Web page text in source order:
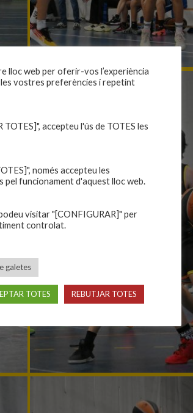
lloc web per oferir-vos l’experiència
vostres preferències i repetint
TOTES]", accepteu l'ús de TOTES les
només accepteu les
pel funcionament d'aquest lloc web.
visitar "[CONFIGURAR]" per
controlat.
galetes
TOTES REBUTJAR TOTES